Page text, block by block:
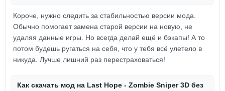
Короче, нужно следить за стабильностью версии мода.
Обычно помогает замена старой версии на новую, не
удаляя данные игры. Но всегда делай ещё и бэкапы! А то
потом будешь ругаться на себя, что у тебя всё улетело в
никуда. Лучше лишний раз перестраховаться!
Как скачать мод на Last Hope - Zombie Sniper 3D без